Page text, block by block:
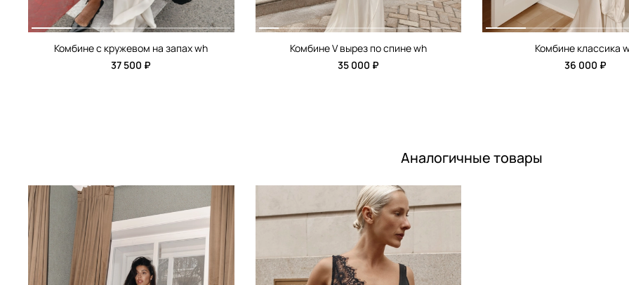
Комбине с кружевом на запах wh
37 500 ₽
Комбине V вырез по спине wh
35 000 ₽
Комбине классика
36 000 ₽
Аналогичные товары